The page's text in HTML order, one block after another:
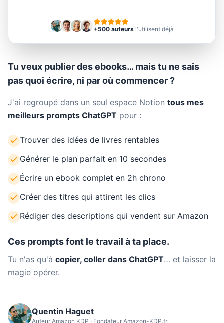
Tu veux publier des ebooks… mais tu ne sais
pas quoi écrire, ni par où commencer ?
J'ai regroupé dans un seul espace Notion tous mes
meilleurs prompts ChatGPT pour :
Trouver des idées de livres rentables
Générer le plan parfait en 10 secondes
Écrire un ebook complet en 2h chrono
Créer des titres qui attirent les clics
Rédiger des descriptions qui vendent sur Amazon
Ces prompts font le travail à ta place.
Tu n'as qu'à copier, coller dans ChatGPT… et laisser la
magie opérer.
Quentin Haguet
Auteur Amazon KDP · Fondateur Amazon-KDP.fr
+500 auteurs l'utilisent déjà